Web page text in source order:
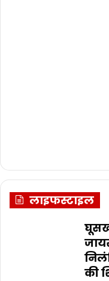
लाइफस्टाइल
की